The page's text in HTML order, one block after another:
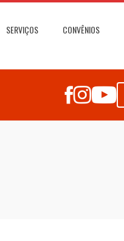
SERVIÇOS CONVÊNIOS